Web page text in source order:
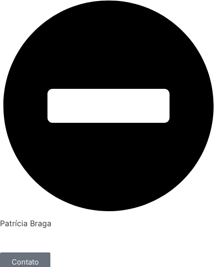
Patrícia Braga
Contato